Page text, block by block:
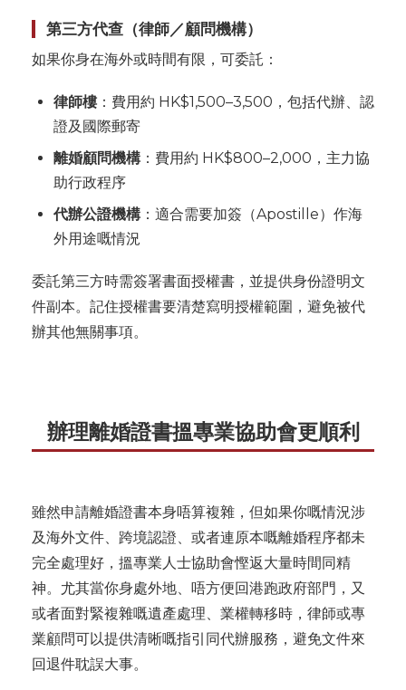
第三方代查（律師／顧問機構）
如果你身在海外或時間有限，可委託：
律師樓 ：費用約 HK$1,500–3,500，包括代辦、認
證及國際郵寄
離婚顧問機構 ：費用約 HK$800–2,000，主力協
助行政程序
代辦公證機構 ：適合需要加簽（Apostille）作海
外用途嘅情況
委託第三方時需簽署書面授權書，並提供身份證明文
件副本。記住授權書要清楚寫明授權範圍，避免被代
辦其他無關事項。
辦理離婚證書搵專業協助會更順利
雖然申請離婚證書本身唔算複雜，但如果你嘅情況涉
及海外文件、跨境認證、或者連原本嘅離婚程序都未
完全處理好，搵專業人士協助會慳返大量時間同精
神。尤其當你身處外地、唔方便回港跑政府部門，又
或者面對緊複雜嘅遺產處理、業權轉移時，律師或專
業顧問可以提供清晰嘅指引同代辦服務，避免文件來
回退件耽誤大事。